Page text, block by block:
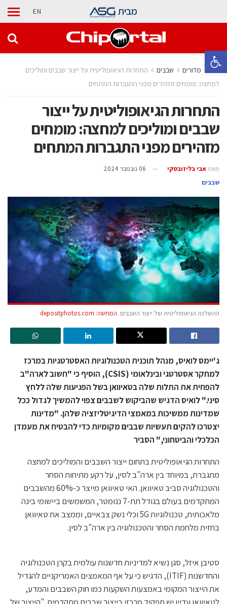
פתח סרגל נגישות
מבית EN
בית מדורים ‫שבבים‬
התחרות הגיאופוליטית על ייצור שבבים ומוליכים
למחצה: מומחים מזהירים מפני התגברות המתחים
התחרות הגיאופוליטית על ייצור
שבבים ומוליכים למחצה: מומחים
מזהירים מפני התגברות המתחים
מאת אבי בליזובסקי
06 נובמבר 2024
‫שבבים‬
ההשלכה הגיאופוליטית של ייצור השבבים. המחשה: depositphotos.com
ג'יימס לואיס, מנהל תוכנית הטכנולוגיות האסטרטגיות במרכז
למחקר אסטרטגי ובינלאומי (CSIS), הוסיף כי "חשוב לארה"ב
להפחית את התלות שלה בטאיוואן בשל הפגיעות שלה ללחץ
סיני." לואיס הדגיש שהביקוש לשבבים צפוי להמשיך לגדול ככל
שמדינות ממשיכות במאמצי הדיגיטליזציה שלהן. "מדינות
יצטרכו להקים תעשיות שבבים מקומיות כדי להבטיח את מעמדן
הכלכלי והביטחוני," הסביר
התחרות הגיאופוליטית בתחום ייצור השבבים והמוליכים למחצה
מתגברת, במיוחד בין ארה"ב לסין, על רקע מתיחות הסחר
והטכנולוגיה סביב טאיוואן. האי טאיוואן מייצר כ-60% מהשבבים
המתקדמים בעולם בגודל תת-7 ננומטר, המשמשים ביישומי בינה
מלאכותית, טכנולוגיות 5G וכלי נשק צבאיים, וממצב את טאיוואן
בחזית מלחמת הסחר והטכנולוגיה בין ארה"ב לסין.
סטיבן איזל, סגן נשיא למדיניות חדשנות עולמית בקרן הטכנולוגיה
והחדשנות (ITIF), הדגיש כי על אף המאמצים האמריקניים להגדיל
את הייצור המקומי באמצעות השקעות כמו חוק השבבים והמדע,